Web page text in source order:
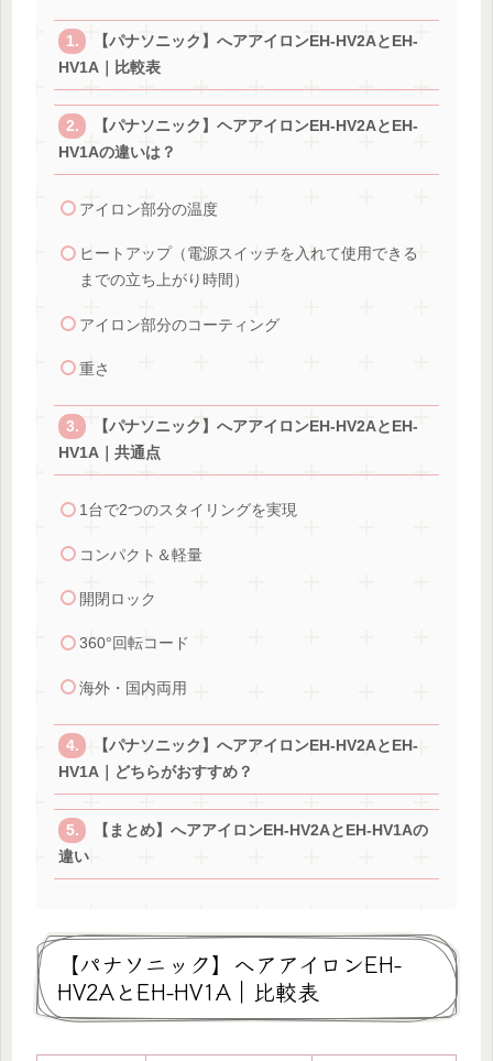
【パナソニック】へアアイロンEH-HV2AとEH-
HV1A｜比較表
【パナソニック】ヘアアイロンEH-HV2AとEH-
HV1Aの違いは？
アイロン部分の温度
ヒートアップ（電源スイッチを入れて使用できる
までの立ち上がり時間）
アイロン部分のコーティング
重さ
【パナソニック】へアアイロンEH-HV2AとEH-
HV1A｜共通点
1台で2つのスタイリングを実現
コンパクト＆軽量
開閉ロック
360°回転コード
海外・国内両用
【パナソニック】へアアイロンEH-HV2AとEH-
HV1A｜どちらがおすすめ？
【まとめ】へアアイロンEH-HV2AとEH-HV1Aの
違い
【パナソニック】へアアイロンEH-
HV2AとEH-HV1A｜比較表